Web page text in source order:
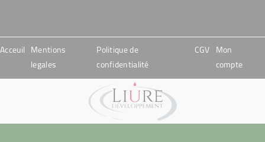
Acceuil
Mentions
legales
Politique de
confidentialité
CGV
Mon
compte